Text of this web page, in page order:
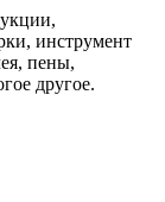
инструмент
пены,
другое.